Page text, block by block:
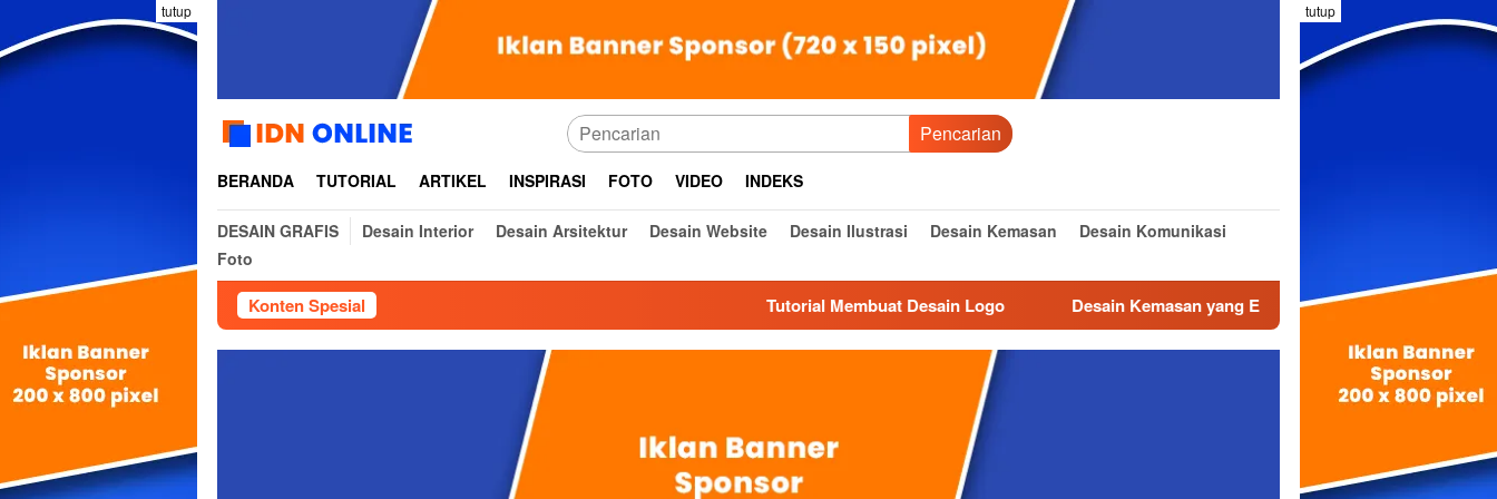
ke
konten
tutup tutup
Pencarian
BERANDA TUTORIAL ARTIKEL INSPIRASI FOTO VIDEO INDEKS
DESAIN GRAFIS Desain Interior Desain Arsitektur Desain Website Desain Ilustrasi Desain Kemasan
Desain Komunikasi
Foto
Konten Spesial Tutorial Membuat Desain Logo Desain Kemasan yang Efektif dan Inovatif